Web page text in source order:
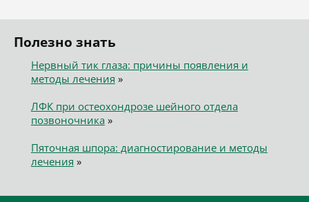
Полезно знать
Нервный тик глаза: причины появления и
методы лечения »
ЛФК при остеохондрозе шейного отдела
позвоночника»
Пяточная шпора: диагностирование и методы
лечения »